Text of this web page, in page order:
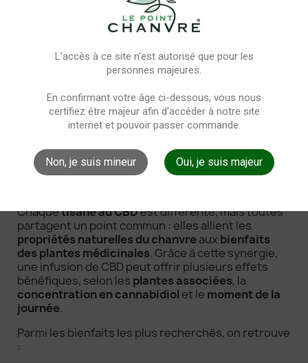
L'accès à ce site n'est autorisé que pour les
personnes majeures.
En confirmant votre âge ci-dessous, vous nous
certifiez être majeur afin d'accéder à notre site
internet et pouvoir passer commande.
Non, je suis mineur Oui, je suis majeur
Dans une infusion, le CBD agit en douceur sur
, en interagissant avec le
réduire le stress, soulager certains maux,
favoriser un sommeil réparateurou encore
fumée et sans effets indésirables, la
consommation de CBD par infusionest idéale
pour ceux qui recherchent uneexpérience
besoins personnels.
Quels sont les bienfaits des
Chaquetisane au CBDest différente, mais toutes
partagent un point commun : elles allient les
propriétés naturelles du chanvre aux bienfaits
des plantes médicinales. Grâce à cette synergie,
une infusion de CBD peut offrir plusieurs effets
bénéfiques, selon les plantes associées, la
concentration en cannabidiol et le moment de la
journée.
Parmi les bienfaits les plus recherchés, on retrouve
: